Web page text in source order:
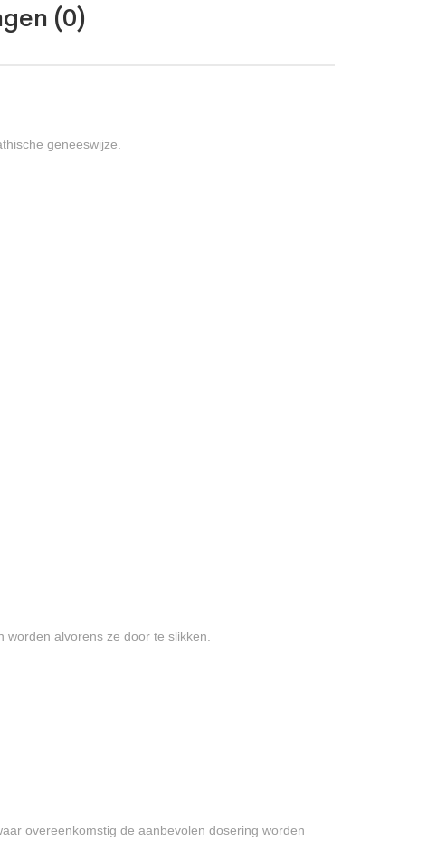
(0)
geneeswijze.
alvorens ze door te slikken.
overeenkomstig de aanbevolen dosering worden